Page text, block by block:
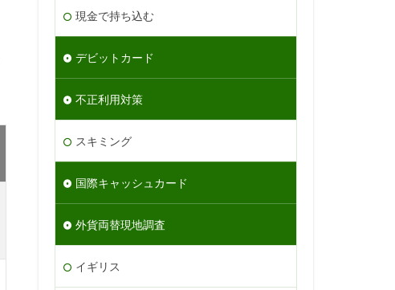
現金で持ち込む
デビットカード
不正利用対策
スキミング
国際キャッシュカード
外貨両替現地調査
イギリス